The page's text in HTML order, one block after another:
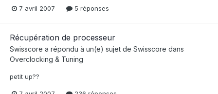
7 avril 2007 5 réponses
Récupération de processeur
Swisscore a répondu à un(e) sujet de Swisscore dans
Overclocking & Tuning
petit up??